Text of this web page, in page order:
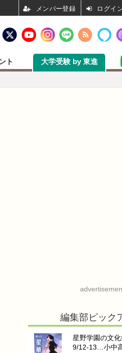
ト 大学受験 by 東進
編集部ピック
星野学園の文化
9/12-13…小中
ログイ